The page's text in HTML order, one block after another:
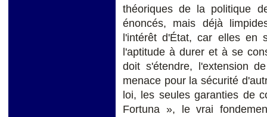
théoriques de la politique
énoncés, mais déjà
l'intérêt d'État, car elles en
l'aptitude à durer et à se
doit s'étendre, l'extension
menace pour la sécurité
loi, les seules garanties de
Fortuna », le vrai